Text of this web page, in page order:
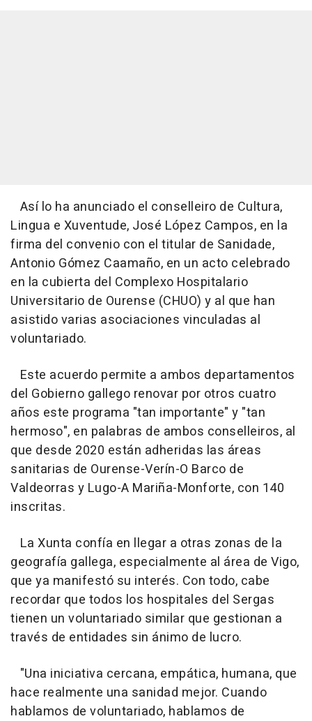
Así lo ha anunciado el conselleiro de Cultura,
Lingua e Xuventude, José López Campos, en la
firma del convenio con el titular de Sanidade,
Antonio Gómez Caamaño, en un acto celebrado
en la cubierta del Complexo Hospitalario
Universitario de Ourense (CHUO) y al que han
asistido varias asociaciones vinculadas al
voluntariado.
Este acuerdo permite a ambos departamentos
del Gobierno gallego renovar por otros cuatro
años este programa "tan importante" y "tan
hermoso", en palabras de ambos conselleiros, al
que desde 2020 están adheridas las áreas
sanitarias de Ourense-Verín-O Barco de
Valdeorras y Lugo-A Mariña-Monforte, con 140
inscritas.
La Xunta confía en llegar a otras zonas de la
geografía gallega, especialmente al área de Vigo,
que ya manifestó su interés. Con todo, cabe
recordar que todos los hospitales del Sergas
tienen un voluntariado similar que gestionan a
través de entidades sin ánimo de lucro.
"Una iniciativa cercana, empática, humana, que
hace realmente una sanidad mejor. Cuando
hablamos de voluntariado, hablamos de